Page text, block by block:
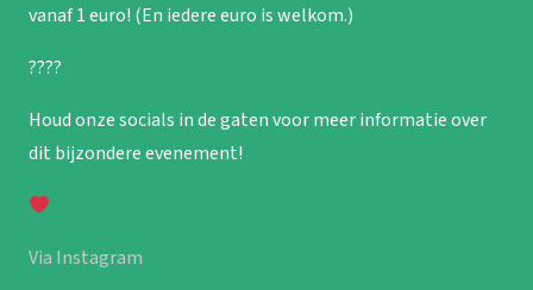
vanaf 1 euro! (En iedere euro is welkom.)
????
Houd onze socials in de gaten voor meer informatie over
dit bijzondere evenement!
Via Instagram